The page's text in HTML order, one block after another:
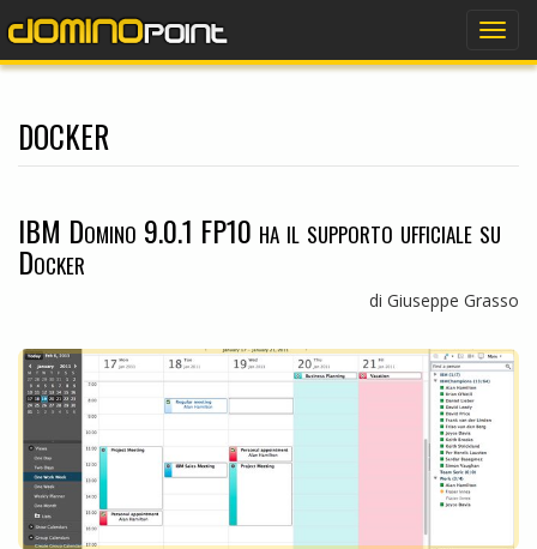
docker
IBM Domino 9.0.1 FP10 ha il supporto ufficiale su
Docker
di Giuseppe Grasso